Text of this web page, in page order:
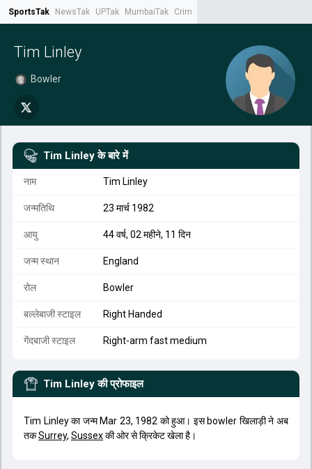
SportsTak NewsTak UPTak MumbaiTak CrimeTak
Tim Linley
Bowler
Tim Linley के बारे में
नाम Tim Linley
जन्मतिथि 23 मार्च 1982
आयु 44 वर्ष, 02 महीने, 11 दिन
जन्म स्थान England
रोल Bowler
बल्लेबाजी स्टाइल Right Handed
गेंदबाजी स्टाइल Right-arm fast medium
Tim Linley की प्रोफाइल
Tim Linley का जन्म Mar 23, 1982 को हुआ। इस bowler खिलाड़ी ने अब
तकSurrey, Sussexकी ओर से क्रिकेट खेला है।